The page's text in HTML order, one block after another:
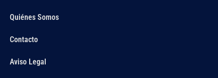
Quiénes Somos
Contacto
Aviso Legal